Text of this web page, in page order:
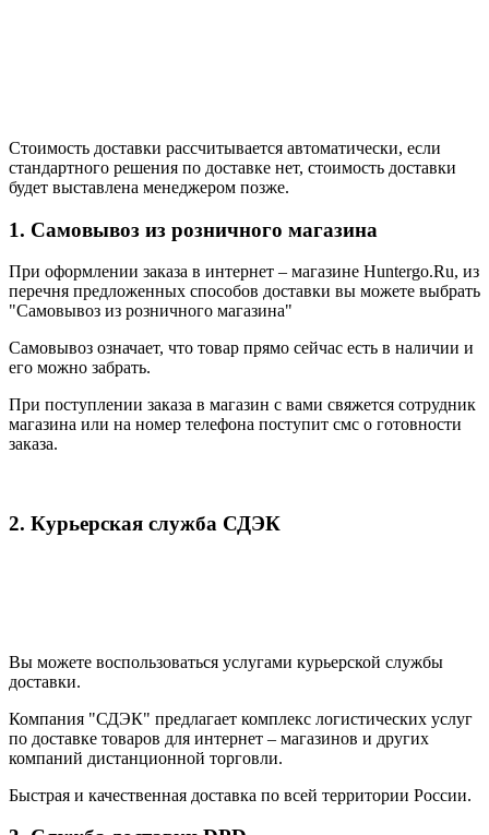
Стоимость доставки рассчитывается автоматически, если
стандартного решения по доставке нет, стоимость доставки
будет выставлена менеджером позже.
1. Самовывоз из розничного магазина
При оформлении заказа в интернет – магазине Huntergo.Ru, из
перечня предложенных способов доставки вы можете выбрать
"Самовывоз из розничного магазина"
Самовывоз означает, что товар прямо сейчас есть в наличии и
его можно забрать.
При поступлении заказа в магазин с вами свяжется сотрудник
магазина или на номер телефона поступит смс о готовности
заказа.
2. Курьерская служба СДЭК
Вы можете воспользоваться услугами курьерской службы
доставки.
Компания "СДЭК" предлагает комплекс логистических услуг
по доставке товаров для интернет – магазинов и других
компаний дистанционной торговли.
Быстрая и качественная доставка по всей территории России.